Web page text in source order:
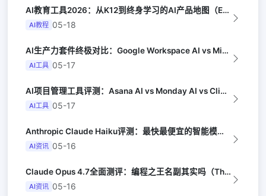
AI教育工具2026：从K12到终身学习的AI产品地图（EdSurge）
AI教程 05-18
AI生产力套件终极对比：Google Workspace AI vs Micro...
AI工具 05-17
AI项目管理工具评测：Asana AI vs Monday AI vs Clic...
AI工具 05-17
Anthropic Claude Haiku评测：最快最便宜的智能模型（Late...
AI资讯 05-16
Claude Opus 4.7全面测评：编程之王名副其实吗（The Verge）
AI资讯 05-16